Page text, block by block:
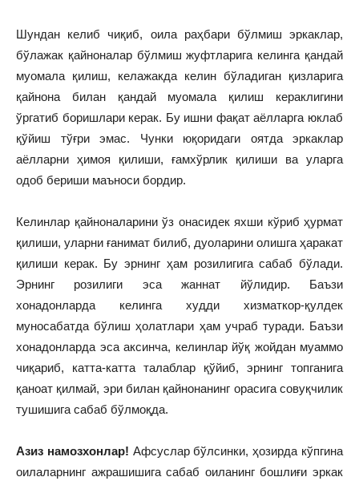
Шундан келиб чиқиб, оила раҳбари бўлмиш эркаклар,
бўлажак қайноналар бўлмиш жуфтларига келинга қандай
муомала қилиш, келажакда келин бўладиган қизларига
қайнона билан қандай муомала қилиш кераклигини
ўргатиб боришлари керак. Бу ишни фақат аёлларга юклаб
қўйиш тўғри эмас. Чунки юқоридаги оятда эркаклар
аёлларни ҳимоя қилиши, ғамхўрлик қилиши ва уларга
одоб бериши маъноси бордир.
Келинлар қайноналарини ўз онасидек яхши кўриб ҳурмат
қилиши, уларни ғанимат билиб, дуоларини олишга ҳаракат
қилиши керак. Бу эрнинг ҳам розилигига сабаб бўлади.
Эрнинг розилиги эса жаннат йўлидир. Баъзи
хонадонларда келинга худди хизматкор-қулдек
муносабатда бўлиш ҳолатлари ҳам учраб туради. Баъзи
хонадонларда эса аксинча, келинлар йўқ жойдан муаммо
чиқариб, катта-катта талаблар қўйиб, эрнинг топганига
қаноат қилмай, эри билан қайнонанинг орасига совуқчилик
тушишига сабаб бўлмоқда.
Азиз намозхонлар! Афсуслар бўлсинки, ҳозирда кўпгина
оилаларнинг ажрашишига сабаб оиланинг бошлиғи эркак